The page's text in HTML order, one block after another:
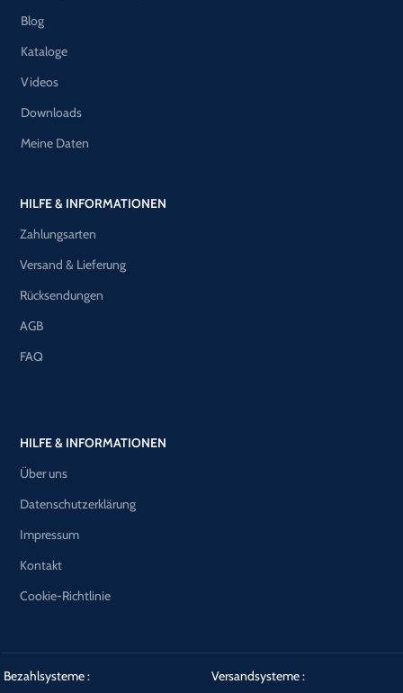
Blog
Kataloge
Videos
Downloads
Meine Daten
HILFE & INFORMATIONEN
Zahlungsarten
Versand & Lieferung
Rücksendungen
AGB
FAQ
HILFE & INFORMATIONEN
Über uns
Datenschutzerklärung
Impressum
Kontakt
Cookie-Richtlinie
Bezahlsysteme : Versandsysteme :